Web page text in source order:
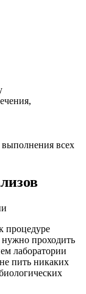
всех
процедуре
нужно проходить
лаборатории
пить никаких